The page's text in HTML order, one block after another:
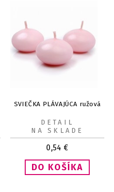
SVIEČKA PLÁVAJÚCA ružová
0,54 €
DETAIL
NA SKLADE